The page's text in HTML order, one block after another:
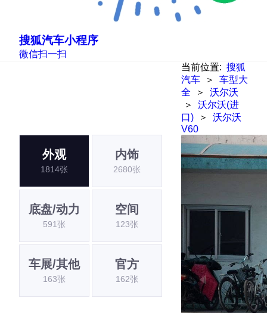
搜狐汽车小程序
微信扫一扫
当前位置: 搜狐
汽车
＞
车型大
全
＞
沃尔沃
＞
沃尔沃(进
口)
＞
沃尔沃
V60
外观
1814张
内饰
2680张
底盘/动力
591张
空间
123张
车展/其他
163张
官方
162张